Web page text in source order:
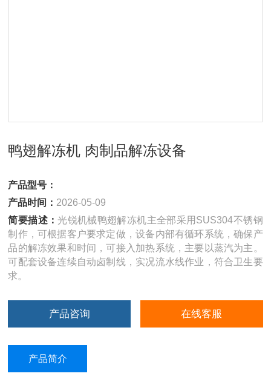
鸭翅解冻机 肉制品解冻设备
产品型号：
产品时间： 2026-05-09
简要描述： 光锐机械鸭翅解冻机主全部采用SUS304不锈钢
制作，可根据客户要求定做，设备内部有循环系统，确保产
品的解冻效果和时间，可接入加热系统，主要以蒸汽为主。
可配套设备连续自动卤制线，实况流水线作业，符合卫生要
求。
产品咨询 在线客服
产品简介